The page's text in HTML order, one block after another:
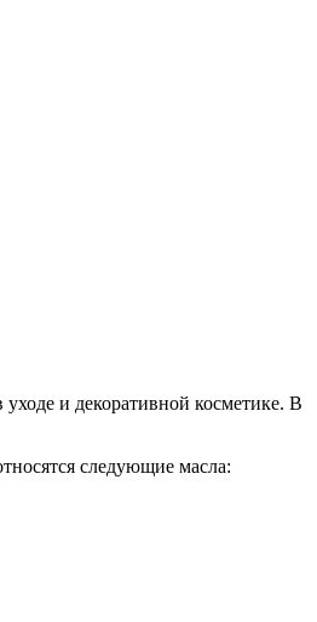
и декоративной косметике. В
следующие масла: